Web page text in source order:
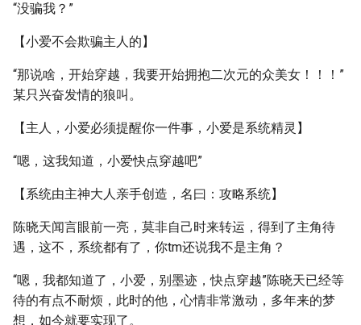
“没骗我？”
【小爱不会欺骗主人的】
“那说啥，开始穿越，我要开始拥抱二次元的众美女！！！”
某只兴奋发情的狼叫。
【主人，小爱必须提醒你一件事，小爱是系统精灵】
“嗯，这我知道，小爱快点穿越吧”
【系统由主神大人亲手创造，名曰：攻略系统】
陈晓天闻言眼前一亮，莫非自己时来转运，得到了主角待
遇，这不，系统都有了，你tm还说我不是主角？
“嗯，我都知道了，小爱，别墨迹，快点穿越”陈晓天已经等
待的有点不耐烦，此时的他，心情非常激动，多年来的梦
想，如今就要实现了。